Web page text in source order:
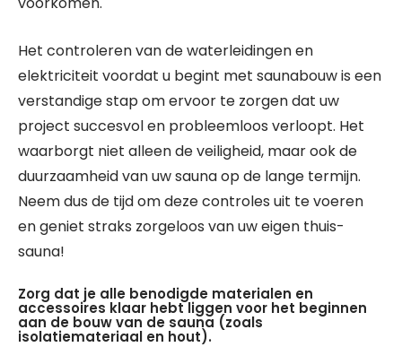
Het controleren van de waterleidingen en
elektriciteit voordat u begint met saunabouw is een
verstandige stap om ervoor te zorgen dat uw
project succesvol en probleemloos verloopt. Het
waarborgt niet alleen de veiligheid, maar ook de
duurzaamheid van uw sauna op de lange termijn.
Neem dus de tijd om deze controles uit te voeren
en geniet straks zorgeloos van uw eigen thuis-
sauna!
Zorg dat je alle benodigde materialen en
accessoires klaar hebt liggen voor het beginnen
aan de bouw van de sauna (zoals
isolatiemateriaal en hout).